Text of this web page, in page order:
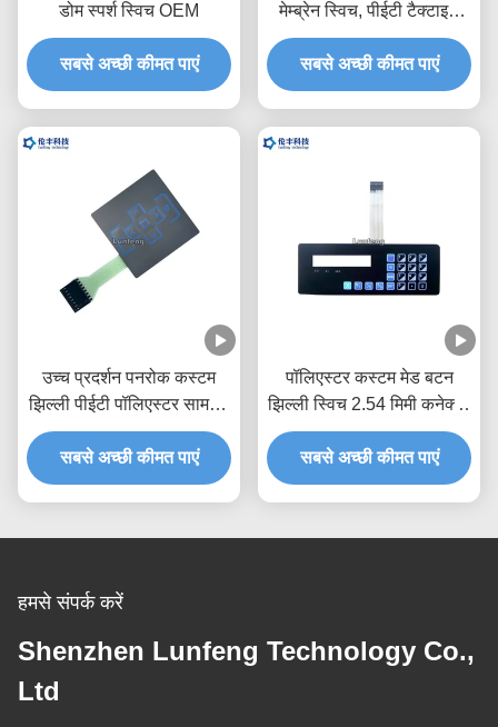
डोम स्पर्श स्विच OEM
सबसे अच्छी कीमत पाएं
मेम्ब्रेन स्विच, पीईटी टैक्टाइल
स्विच कीपैड:
सबसे अच्छी कीमत पाएं
उच्च प्रदर्शन पनरोक कस्टम
झिल्ली पीईटी पॉलिएस्टर सामग्री
स्विच करता है
सबसे अच्छी कीमत पाएं
पॉलिएस्टर कस्टम मेड बटन
झिल्ली स्विच 2.54 मिमी कनेक्टर
के साथ
सबसे अच्छी कीमत पाएं
हमसे संपर्क करें
Shenzhen Lunfeng Technology Co.,
Ltd